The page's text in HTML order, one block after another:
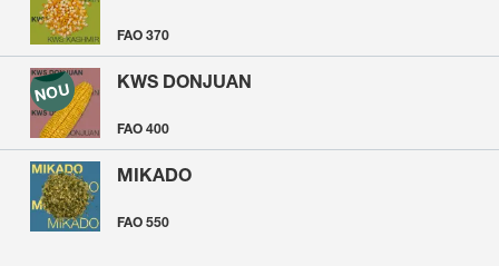
FAO 370
KWS DONJUAN
FAO 400
MIKADO
FAO 550